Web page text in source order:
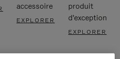
accessoire
EXPLORER
produit
d'exception
EXPLORER